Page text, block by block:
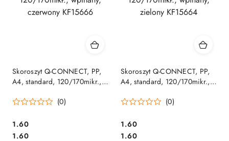
Skoroszyt Q-CONNECT, PP,
A4, standard, 120/170mikr.,
(0)
Cena:
1.60
Cena:
1.60
Skoroszyt Q-CONNECT, PP,
A4, standard, 120/170mikr.,
(0)
Cena:
1.60
Cena:
1.60